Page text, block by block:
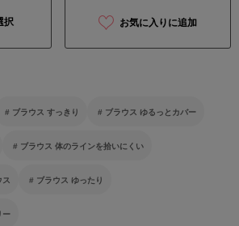
択 お気に入りに追加
ブラウス すっきり ブラウス ゆるっとカバー
ブラウス 体のラインを拾いにくい
ブラウス ゆったり
ー